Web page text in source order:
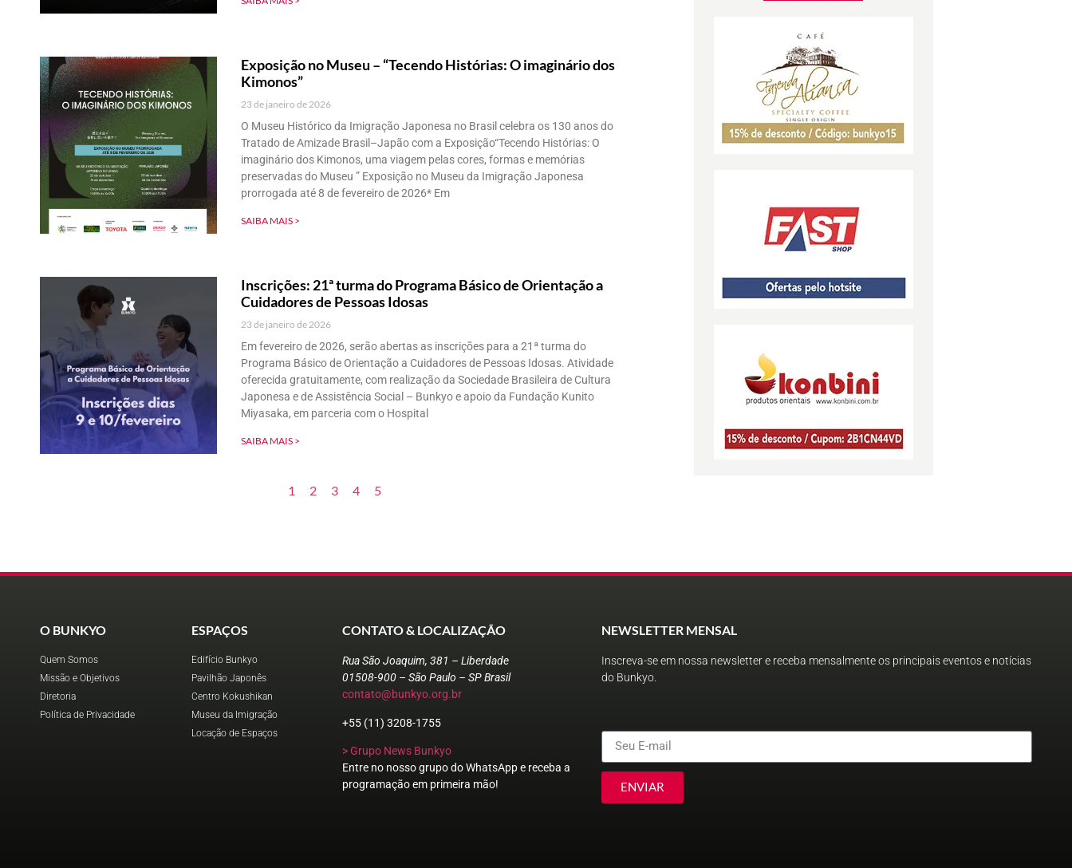
Exposição no Museu – “Tecendo Histórias: O imaginário dos
Kimonos”
23 de janeiro de 2026
O Museu Histórico da Imigração Japonesa no Brasil celebra os 130 anos do
Tratado de Amizade Brasil–Japão com a Exposição“Tecendo Histórias: O
imaginário dos Kimonos, uma viagem pelas cores, formas e memórias
preservadas do Museu ” Exposição no Museu da Imigração Japonesa
prorrogada até 8 de fevereiro de 2026* Em
SAIBA MAIS >
Inscrições: 21ª turma do Programa Básico de Orientação a
Cuidadores de Pessoas Idosas
23 de janeiro de 2026
Em fevereiro de 2026, serão abertas as inscrições para a 21ª turma do
Programa Básico de Orientação a Cuidadores de Pessoas Idosas. Atividade
oferecida gratuitamente, com realização da Sociedade Brasileira de Cultura
Japonesa e de Assistência Social – Bunkyo e apoio da Fundação Kunito
Miyasaka, em parceria com o Hospital
SAIBA MAIS >
1 2 3 4 5
O BUNKYO
Quem Somos
Missão e Objetivos
Diretoria
Política de Privacidade
ESPAÇOS
Edifício Bunkyo
Pavilhão Japonês
Centro Kokushikan
Museu da Imigração
Locação de Espaços
CONTATO & LOCALIZAÇÃO
Rua São Joaquim, 381 – Liberdade
01508-900 – São Paulo – SP Brasil
contato@bunkyo.org.br
+55 (11) 3208-1755
> Grupo News Bunkyo
Entre no nosso grupo do WhatsApp e receba a
programação em primeira mão!
NEWSLETTER MENSAL
Inscreva-se em nossa newsletter e receba mensalmente os principais eventos e notícias
do Bunkyo.
ENVIAR